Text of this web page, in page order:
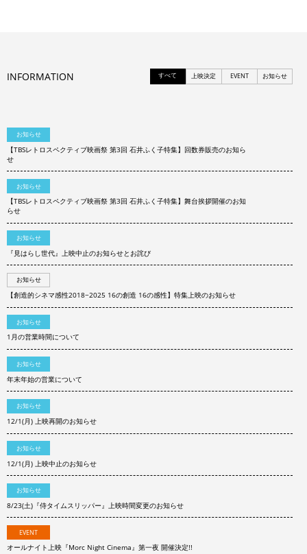
INFORMATION すべて 上映決定 EVENT お知らせ
お知らせ
【TBSレトロスペクティブ映画祭 第3回 石井ふく子特集】回数券販売のお知ら
せ
お知らせ
【TBSレトロスペクティブ映画祭 第3回 石井ふく子特集】舞台挨拶開催のお知
らせ
お知らせ
『見はらし世代』上映中止のお知らせとお詫び
お知らせ
【創造的シネマ感性2018−2025 16の創造 16の感性】特集上映のお知らせ
お知らせ
1月の営業時間について
お知らせ
年末年始の営業について
お知らせ
12/1(月) 上映再開のお知らせ
お知らせ
12/1(月) 上映中止のお知らせ
お知らせ
8/23(土)『侍タイムスリッパー』上映時間変更のお知らせ
EVENT
オールナイト上映『Morc Night Cinema』第一夜 開催決定!!